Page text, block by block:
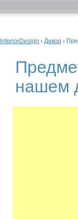
Вы здесь
InteriorDesign › Декор ›
нашем